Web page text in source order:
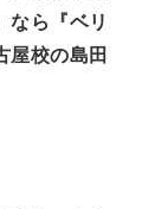
なら『ベリ
屋校の島田